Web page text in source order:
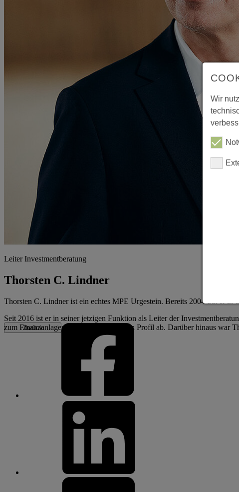
Leiter Investmentberatung
Thorsten C. Lindner
Thorsten C. Lindner ist ein echtes MPE Urgestein. Bereits 2004 trat er in
Seit 2016 ist er in seiner jetzigen Funktion als Leiter der
zum Finanzanlagenfachmann runden sein Profil ab. Darüber hinaus war
Wir